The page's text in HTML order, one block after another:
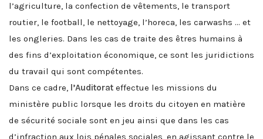
l’agriculture, la confection de vêtements, le transport
routier, le football, le nettoyage, l’horeca, les carwashs … et
les ongleries. Dans les cas de traite des êtres humains à
des fins d’exploitation économique, ce sont les juridictions
du travail qui sont compétentes.
Dans ce cadre, l’Auditorat effectue les missions du
ministère public lorsque les droits du citoyen en matière
de sécurité sociale sont en jeu ainsi que dans les cas
d’infraction aux lois pénales sociales, en agissant contre le